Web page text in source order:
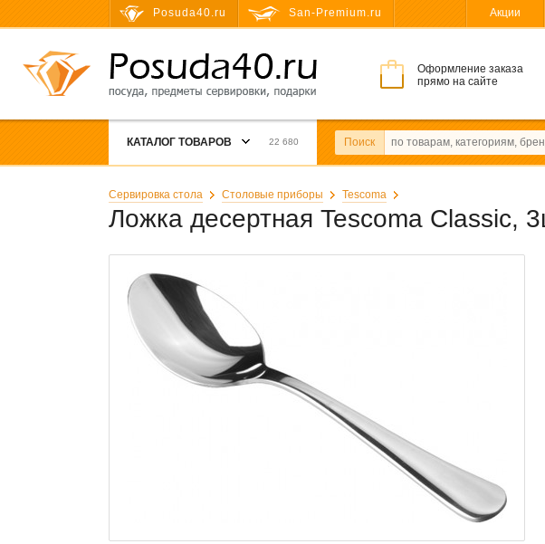
Posuda40.ru San-Premium.ru Акции
Оформление заказа
прямо на сайте
КАТАЛОГ ТОВАРОВ 22 680 Поиск
Сервировка стола Столовые приборы Tescoma
Ложка десертная Tescoma Classic,